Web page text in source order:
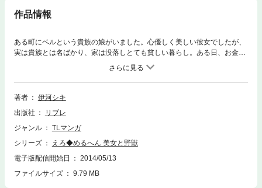
作品情報
ある町にベルという貴族の娘がいました。心優しく美しい彼女でしたが、
実は貴族とは名ばかり、家は没落しとても貧しい暮らし。ある日、お金持
ちの伯爵家から迎えが！ でも主（あるじ）のクロードはイケメンだけど
いけ好かないイジワル眼鏡！しかも何か秘密がありそうで…！？ 真夜
中、淫らに豹変する暴君に押さえつけられ、ベルは汚され、犯され、イカ
されて…。あの悪魔とあの猫もモチロン登場。絶好調えろ◆めるシリー
著者
伊河シキ
出版社
リブレ
ジャンル
TLマンガ
シリーズ
えろ◆めるへん 美女と野獣
電子版配信開始日
2014/05/13
ファイルサイズ
9.79 MB